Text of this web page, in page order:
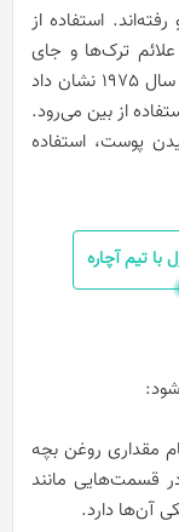
استفاده از
ترک‌ها و جای
را کاهش می‌دهد. نتیجه یک مطالعه در سال 1975 نشان داد
ساعت بعد از استفاده از بین می‌رود.
پوست، استفاده
تیم آچاره
مقداری روغن بچه
قسمت‌هایی مانند
آن‌ها دارد.